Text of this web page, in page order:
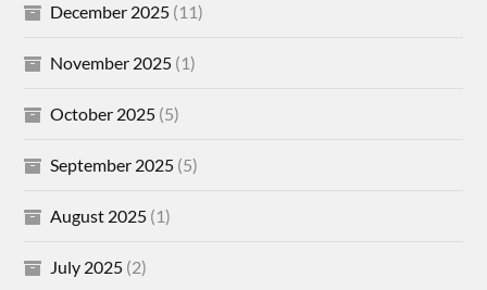
December 2025 (11)
November 2025 (1)
October 2025 (5)
September 2025 (5)
August 2025 (1)
July 2025 (2)